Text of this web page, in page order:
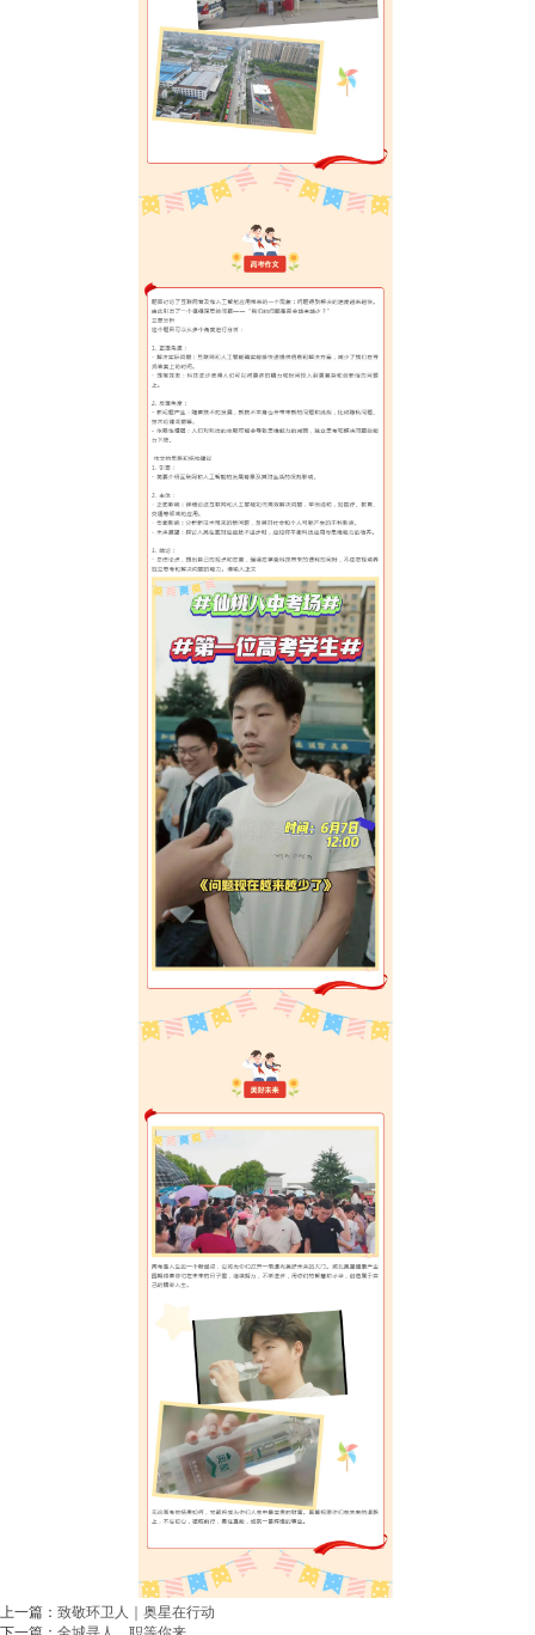
上一篇： 致敬环卫人｜奥星在行动